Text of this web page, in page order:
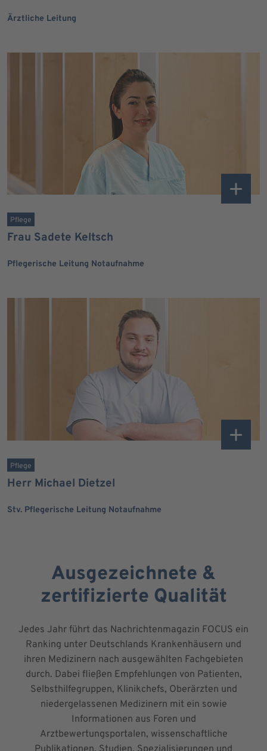
Ärztliche Leitung
Pflege
Frau Sadete Keltsch
Pflegerische Leitung Notaufnahme
Pflege
Herr Michael Dietzel
Stv. Pflegerische Leitung Notaufnahme
Ausgezeichnete &
zertifizierte Qualität
Jedes Jahr führt das Nachrichtenmagazin FOCUS ein
Ranking unter Deutschlands Krankenhäusern und
ihren Medizinern nach ausgewählten Fachgebieten
durch. Dabei fließen Empfehlungen von Patienten,
Selbsthilfegruppen, Klinikchefs, Oberärzten und
niedergelassenen Medizinern mit ein sowie
Informationen aus Foren und
Arztbewertungsportalen, wissenschaftliche